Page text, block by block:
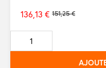
Prix
de
base
151,25 €
136,13 €